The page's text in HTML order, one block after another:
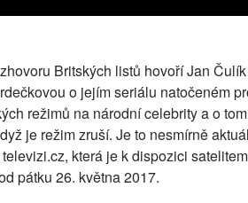
Britských listů hovoří Jan
o jejím seriálu natočeném
režimů na národní celebrity a o
je režim zruší. Je to nesmírně
která je k dispozici
pátku 26. května 2017.